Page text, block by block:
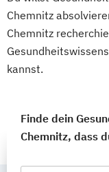
Chemnitz
Chemnitz
kannst.
Finde dein
Chemnitz, dass